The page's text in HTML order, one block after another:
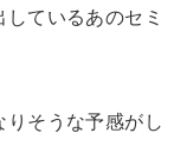
ているあのセミ
そうな予感がし